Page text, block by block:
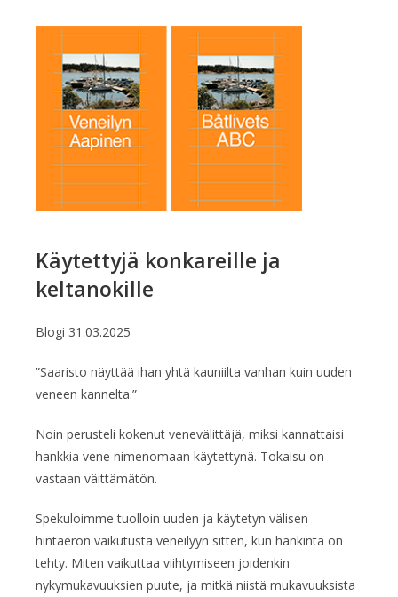
Käytettyjä konkareille ja
keltanokille
Blogi 31.03.2025
”Saaristo näyttää ihan yhtä kauniilta vanhan kuin uuden
veneen kannelta.”
Noin perusteli kokenut venevälittäjä, miksi kannattaisi
hankkia vene nimenomaan käytettynä. Tokaisu on
vastaan väittämätön.
Spekuloimme tuolloin uuden ja käytetyn välisen
hintaeron vaikutusta veneilyyn sitten, kun hankinta on
tehty. Miten vaikuttaa viihtymiseen joidenkin
nykymukavuuksien puute, ja mitkä niistä mukavuuksista